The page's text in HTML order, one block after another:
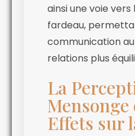
ainsi une voie
fardeau,
communication
relations plus
La
Mensonge
Effets sur